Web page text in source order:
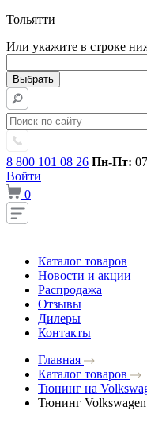
Тольятти
Или укажите в строке
8 800 101 08 26 Пн-Пт:
Войти
0
Каталог товаров
Новости и акции
Распродажа
Отзывы
Дилеры
Контакты
Главная
Каталог товаров
Тюнинг на
Тюнинг